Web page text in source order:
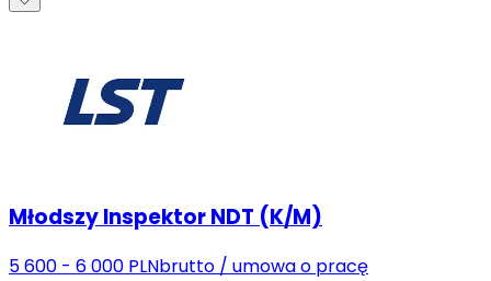
Młodszy Inspektor NDT (K/M)
5 600 - 6 000 PLNbrutto / umowa o pracę